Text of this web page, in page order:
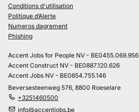
Conditions d'utilisation
Politique d’Alerte
Numeros dagrement
Phishing
Accent Jobs for People NV - BE0455.069.956
Accent Construct NV - BE0887.120.626
Accent Jobs NV - BE0654.755.146
Beversesteenweg 576, 8800 Roeselare
+3251460500
info@accentjobs.be